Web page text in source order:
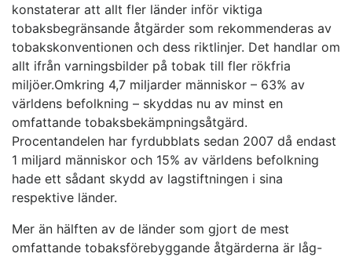
konstaterar att allt fler länder inför viktiga
tobaksbegränsande åtgärder som rekommenderas av
tobakskonventionen och dess riktlinjer. Det handlar om
allt ifrån varningsbilder på tobak till fler rökfria
miljöer.Omkring 4,7 miljarder människor – 63% av
världens befolkning – skyddas nu av minst en
omfattande tobaksbekämpningsåtgärd.
Procentandelen har fyrdubblats sedan 2007 då endast
1 miljard människor och 15% av världens befolkning
hade ett sådant skydd av lagstiftningen i sina
respektive länder.
Mer än hälften av de länder som gjort de mest
omfattande tobaksförebyggande åtgärderna är låg-